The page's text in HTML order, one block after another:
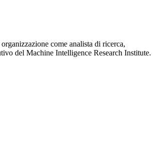
come analista di ricerca,
del Machine Intelligence Research Institute.